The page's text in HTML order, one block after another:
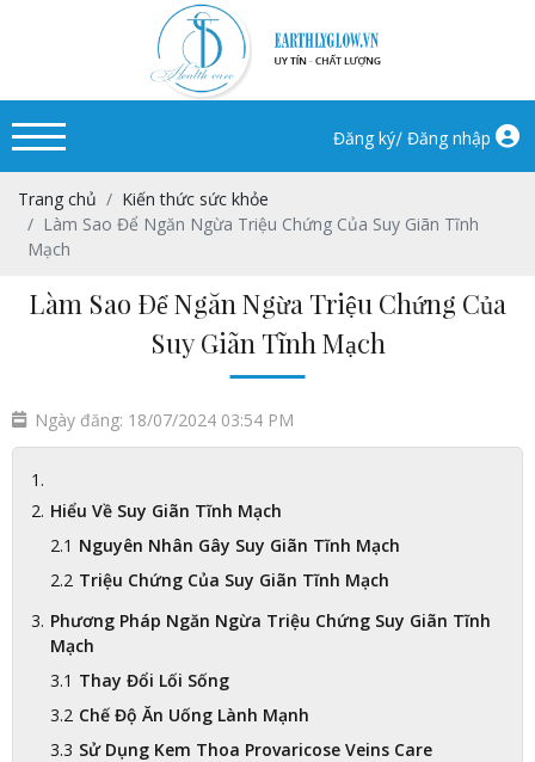
Đăng ký/ Đăng nhập
Trang chủ
Kiến thức sức khỏe
Làm Sao Để Ngăn Ngừa Triệu Chứng Của Suy Giãn Tĩnh
Mạch
Làm Sao Để Ngăn Ngừa Triệu Chứng Của
Suy Giãn Tĩnh Mạch
Ngày đăng: 18/07/2024 03:54 PM
Hiểu Về Suy Giãn Tĩnh Mạch
Nguyên Nhân Gây Suy Giãn Tĩnh Mạch
Triệu Chứng Của Suy Giãn Tĩnh Mạch
Phương Pháp Ngăn Ngừa Triệu Chứng Suy Giãn Tĩnh
Mạch
Thay Đổi Lối Sống
Chế Độ Ăn Uống Lành Mạnh
Sử Dụng Kem Thoa Provaricose Veins Care